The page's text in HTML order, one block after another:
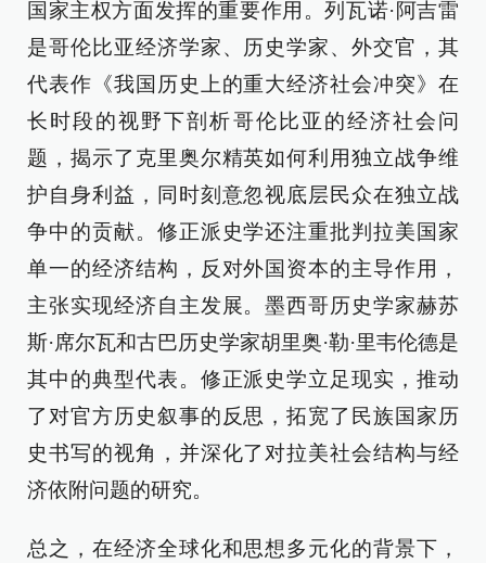
国家主权方面发挥的重要作用。列瓦诺·阿吉雷
是哥伦比亚经济学家、历史学家、外交官，其
代表作《我国历史上的重大经济社会冲突》在
长时段的视野下剖析哥伦比亚的经济社会问
题，揭示了克里奥尔精英如何利用独立战争维
护自身利益，同时刻意忽视底层民众在独立战
争中的贡献。修正派史学还注重批判拉美国家
单一的经济结构，反对外国资本的主导作用，
主张实现经济自主发展。墨西哥历史学家赫苏
斯·席尔瓦和古巴历史学家胡里奥·勒·里韦伦德是
其中的典型代表。修正派史学立足现实，推动
了对官方历史叙事的反思，拓宽了民族国家历
史书写的视角，并深化了对拉美社会结构与经
济依附问题的研究。
总之，在经济全球化和思想多元化的背景下，